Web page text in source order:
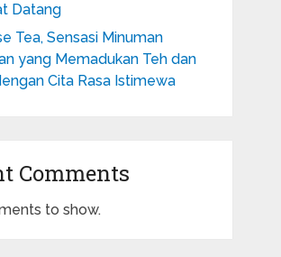
Datang
Tea, Sensasi Minuman
yang Memadukan Teh dan
Cita Rasa Istimewa
Comments
to show.